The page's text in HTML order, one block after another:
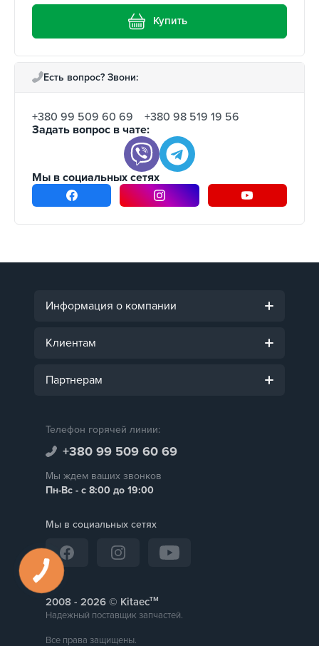
Купить
Есть вопрос? Звони:
+380 99 509 60 69
+380 98 519 19 56
Задать вопрос в чате:
Мы в социальных сетях
Информация о компании
Клиентам
Партнерам
Телефон горячей линии:
+380 99 509 60 69
Мы ждем ваших звонков
Пн-Вс - с 8:00 до 19:00
Мы в социальных сетях
2008 - © Kitaecтм
Надежный поставщик запчастей.
Все права защищены.